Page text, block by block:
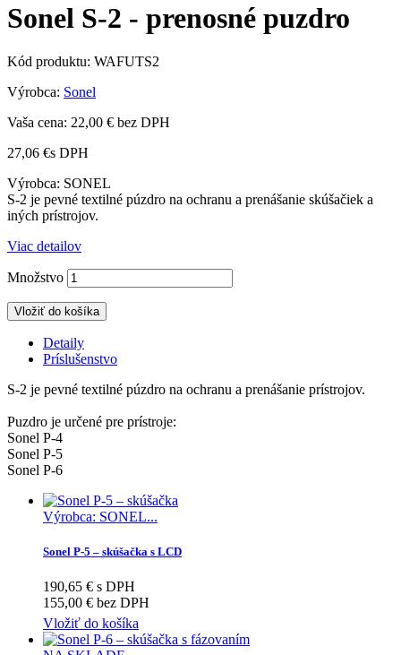
Sonel S-2 - prenosné puzdro
Kód produktu: WAFUTS2
Výrobca: Sonel
Vaša cena: 22,00 € bez DPH
27,06 €s DPH
Výrobca: SONEL
S-2 je pevné textilné púzdro na ochranu a prenášanie skúšačiek a
iných prístrojov.
Viac detailov
Množstvo
Vložiť do košíka
Detaily
Príslušenstvo
S-2 je pevné textilné púzdro na ochranu a prenášanie prístrojov.
Puzdro je určené pre prístroje:
Sonel P-4
Sonel P-5
Sonel P-6
Výrobca: SONEL...
Sonel P-5 – skúšačka s LCD
190,65 € s DPH
155,00 € bez DPH
Vložiť do košíka